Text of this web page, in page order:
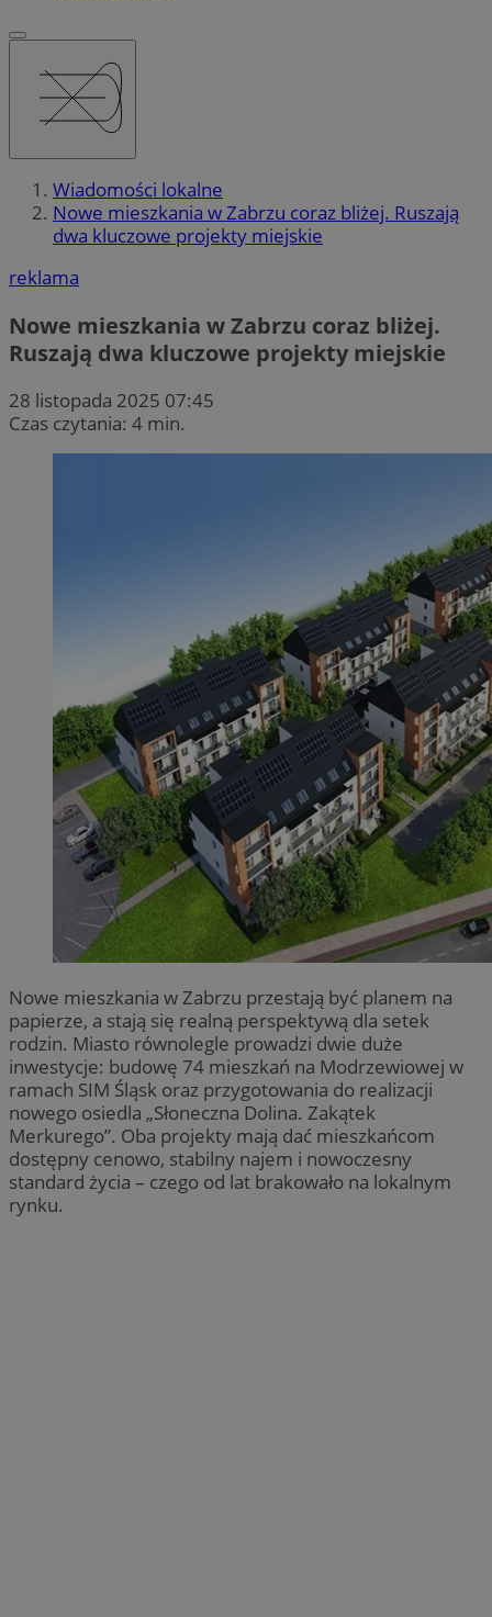
Wiadomości lokalne
Nowe mieszkania w Zabrzu coraz bliżej. Ruszają
dwa kluczowe projekty miejskie
reklama
Nowe mieszkania w Zabrzu coraz bliżej.
Ruszają dwa kluczowe projekty miejskie
28 listopada 2025 07:45
Czas czytania: 4 min.
Nowe mieszkania w Zabrzu przestają być planem na
papierze, a stają się realną perspektywą dla setek
rodzin. Miasto równolegle prowadzi dwie duże
inwestycje: budowę 74 mieszkań na Modrzewiowej w
ramach SIM Śląsk oraz przygotowania do realizacji
nowego osiedla „Słoneczna Dolina. Zakątek
Merkurego”. Oba projekty mają dać mieszkańcom
dostępny cenowo, stabilny najem i nowoczesny
standard życia – czego od lat brakowało na lokalnym
rynku.